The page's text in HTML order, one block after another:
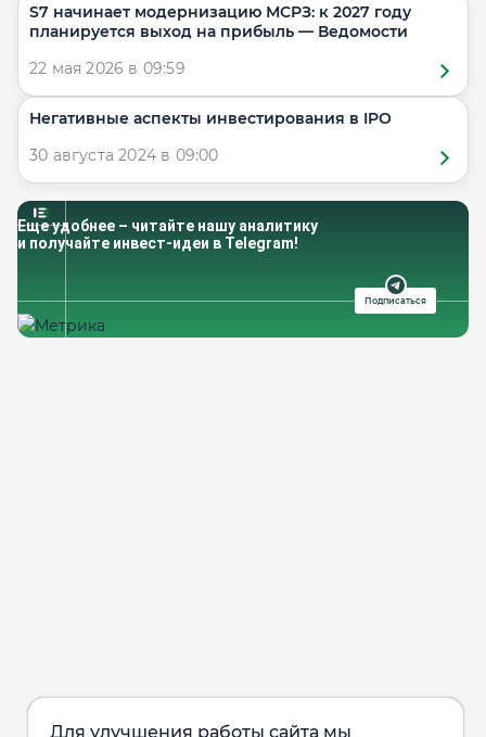
Для улучшения работы сайта мы
S7 начинает модернизацию МСРЗ: к 2027 году
планируется выход на прибыль — Ведомости
22 мая 2026 в 09:59
​Негативные аспекты инвестирования в IPO
30 августа 2024 в 09:00
Еще удобнее – читайте нашу аналитику
и получайте инвест-идеи в Telegram!
Подписаться